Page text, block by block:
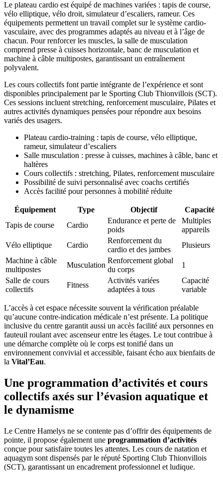
Le plateau cardio est équipé de machines variées : tapis de course,
vélo elliptique, vélo droit, simulateur d’escaliers, rameur. Ces
équipements permettent un travail complet sur le système cardio-
vasculaire, avec des programmes adaptés au niveau et à l’âge de
chacun. Pour renforcer les muscles, la salle de musculation
comprend presse à cuisses horizontale, banc de musculation et
machine à câble multipostes, garantissant un entraînement
polyvalent.
Les cours collectifs font partie intégrante de l’expérience et sont
disponibles principalement par le Sporting Club Thionvillois (SCT).
Ces sessions incluent stretching, renforcement musculaire, Pilates et
autres activités dynamiques pensées pour répondre aux besoins
variés des usagers.
Plateau cardio-training : tapis de course, vélo elliptique,
rameur, simulateur d’escaliers
Salle musculation : presse à cuisses, machines à câble, banc et
haltères
Cours collectifs : stretching, Pilates, renforcement musculaire
Possibilité de suivi personnalisé avec coachs certifiés
Accès facilité pour personnes à mobilité réduite
Équipement Type Objectif
Capacité
Tapis de course
Cardio
Endurance et perte de
poids
Multiples
appareils
Vélo elliptique
Cardio
Renforcement du
cardio et des jambes
Plusieurs
Machine à câble
multipostes
Musculation
Renforcement global
du corps
1
Salle de cours
collectifs
Fitness
Activités variées
adaptées à tous
Capacité
variable
L’accès à cet espace nécessite souvent la vérification préalable
qu’aucune contre-indication médicale n’est présente. La politique
inclusive du centre garantit aussi un accès facilité aux personnes en
fauteuil roulant avec ascenseur entre les étages. Le tout contribue à
une démarche complète où le corps est tonifié dans un
environnement convivial et accessible, faisant écho aux bienfaits de
la Vital’Eau.
Une programmation d’activités et cours
collectifs axés sur l’évasion aquatique et
le dynamisme
Le Centre Hamelys ne se contente pas d’offrir des équipements de
pointe, il propose également une programmation d’activités
conçue pour satisfaire toutes les attentes. Les cours de natation et
aquagym sont dispensés par le réputé Sporting Club Thionvillois
(SCT), garantissant un encadrement professionnel et ludique.